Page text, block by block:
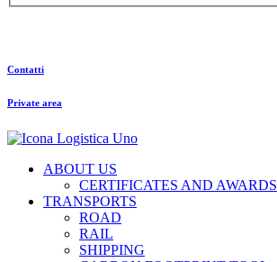
Contatti
Private area
ABOUT US
CERTIFICATES AND AWARDS
TRANSPORTS
ROAD
RAIL
SHIPPING